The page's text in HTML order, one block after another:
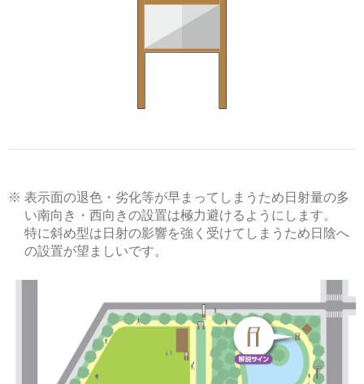
表示面の退色・劣化等が早まってしまうため日射量の多
い南向き・西向きの設置は極力避けるようにします。
特に斜め型は日射の影響を強く受けてしまうため日陰へ
の設置が望ましいです。